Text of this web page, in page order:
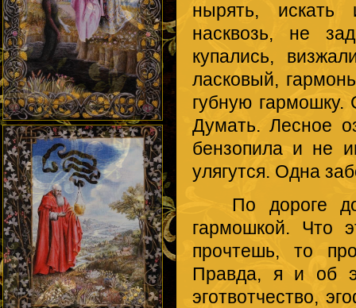
нырять, искать
насквозь, не
купались,
ласковый,
губную
Думать. Лесное
бензопила и не
улягутся. Одна
По дороге
гармошкой. Что
прочтешь, то
Правда, я и об
эготвотчество,